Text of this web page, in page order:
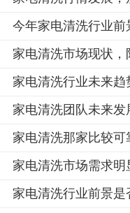
今年家电清洗行业
家电清洗市场现状
家电清洗行业未来
家电清洗团队未来
家电清洗那家比较
家电清洗市场需求
家电清洗行业前景是